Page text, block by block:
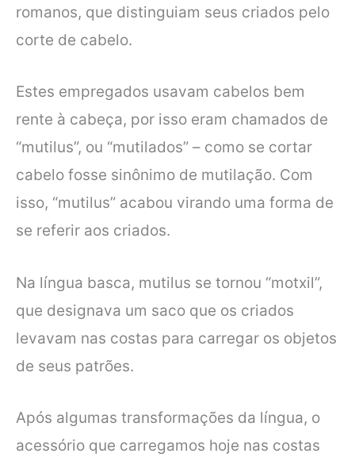
romanos, que distinguiam seus criados pelo
corte de cabelo.
Estes empregados usavam cabelos bem
rente à cabeça, por isso eram chamados de
“mutilus”, ou “mutilados” – como se cortar
cabelo fosse sinônimo de mutilação. Com
isso, “mutilus” acabou virando uma forma de
se referir aos criados.
Na língua basca, mutilus se tornou “motxil”,
que designava um saco que os criados
levavam nas costas para carregar os objetos
de seus patrões.
Após algumas transformações da língua, o
acessório que carregamos hoje nas costas